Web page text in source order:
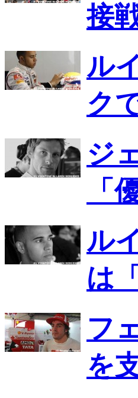
接
ル
ク
ジ
「
ル
は
フ
を